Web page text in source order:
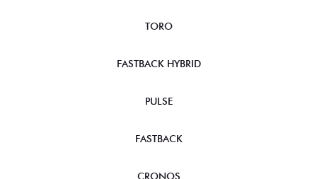
TORO
FASTBACK HYBRID
PULSE
FASTBACK
CRONOS